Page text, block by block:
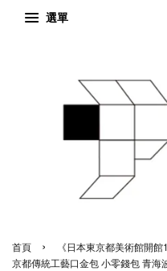
選單
首頁 ›
《日本東京都美術館開
京都傳統工藝口金包 小零錢包 青海